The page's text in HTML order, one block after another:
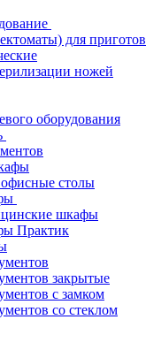
для
ножей
оборудования
столы
шкафы
Практик
закрытые
с замком
со стеклом